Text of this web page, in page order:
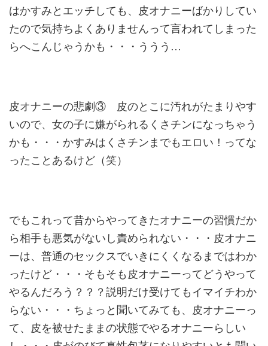
はかすみとエッチしても、皮オナニーばかりしてい
たので気持ちよく ありませんって言われてしまった
らへこんじゃうかも・・・ ううう…
皮オナニーの悲劇③ 皮のとこに汚れがたまりやす
いので、女の子に嫌がられるくさチンになっちゃう
かも・・・かすみはくさチンまでもエロい！ ってな
ったことあるけど（笑）
でもこれって昔からやってきたオナニーの習慣だか
ら相手も悪気がないし責められない・・・皮オナニ
ーは、普通のセックスでいきに くくなるまではわか
ったけど・・・そもそも皮オナニーってどうやって
やるんだろう？？？説明だけ受けてもイマイチわか
らない・・ ・ちょっと聞いてみても、皮オナニーっ
て、皮を被せたままの状態でやるオナニーらしい